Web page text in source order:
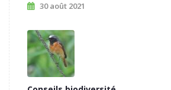
30 août 2021